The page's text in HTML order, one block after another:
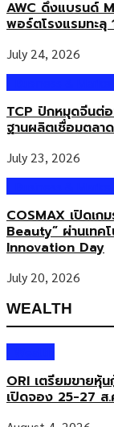
AWC ดึงแบรนด์
พอร์ตโรงแรมทะลุ
July 24, 2026
TCP ปักหมุดจีนต่
ฐานผลิตเชื่อมตลา
July 23, 2026
COSMAX เปิดเ
Beauty” ผ่านเทค
Innovation Day
July 20, 2026
WEALTH
ORI เตรียมขาย
เปิดจอง 25-27 ส.